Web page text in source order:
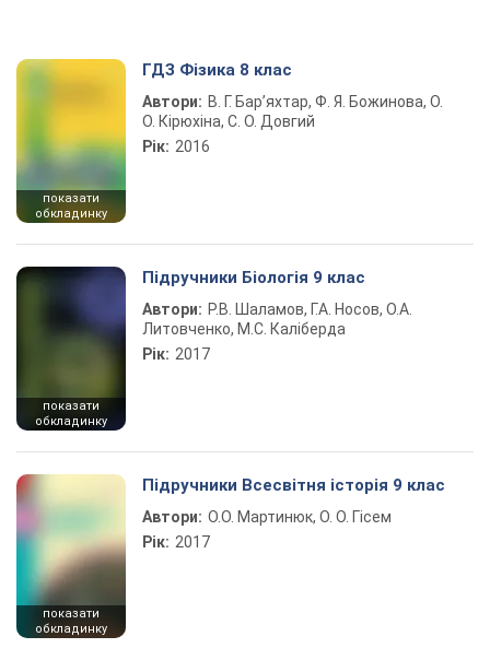
показати
обкладинку
ГДЗ Фізика 8 клас
Автори: В. Г. Бар’яхтар, Ф. Я. Божинова, О.
О. Кірюхіна, С. О. Довгий
Рік: 2016
показати
обкладинку
Підручники Біологія 9 клас
Автори: Р.В. Шаламов, Г.А. Носов, О.А.
Литовченко, М.С. Каліберда
Рік: 2017
показати
обкладинку
Підручники Всесвітня історія 9 клас
Автори: О.О. Мартинюк, О. О. Гісем
Рік: 2017